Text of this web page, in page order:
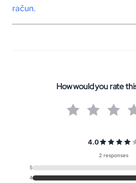
račun.
How would you rate
4.0
2 responses
5
4